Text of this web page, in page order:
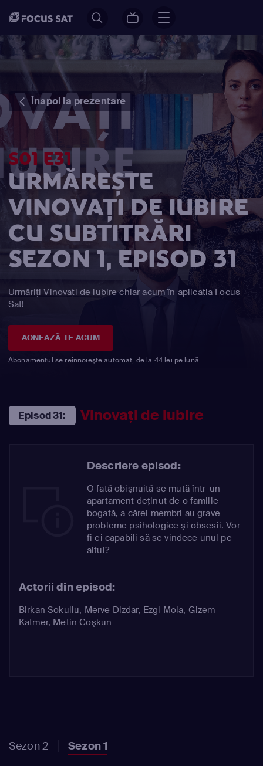
Înapoi la prezentare
S01 E31
URMĂREȘTE
VINOVAŢI DE IUBIRE
CU SUBTITRĂRI
SEZON 1, EPISOD 31
Urmăriți Vinovaţi de iubire chiar acum în aplicația Focus
Sat!
AONEAZĂ-TE ACUM
Abonamentul se reînnoiește automat, de la 44 lei pe lună
Episod 31: Vinovaţi de iubire
Descriere episod:
O fată obişnuită se mută într-un
apartament deţinut de o familie
bogată, a cărei membri au grave
probleme psihologice şi obsesii. Vor
fi ei capabili să se vindece unul pe
altul?
Actorii din episod:
Birkan Sokullu, Merve Dizdar, Ezgi Mola, Gizem
Katmer, Metin Coşkun
Sezon 2 Sezon 1